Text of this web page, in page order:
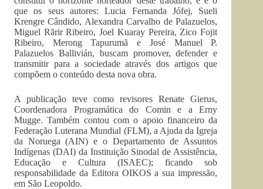
que os seus autores: Lucia Fernanda Jófej, Sueli
Krengre Cândido, Alexandra Carvalho de Palazuelos,
Miguel Rãrir Ribeiro, Joel Kuaray Pereira, Zico Fojit
Ribeiro, Merong Tapurumã e José Manuel P.
Palazuelos Ballivián, buscam promover, defender e
transmitir para a sociedade através dos artigos que
compõem o conteúdo desta nova obra.
A publicação teve como revisores Renate Gierus,
Coordenadora Programática do Comin e a Erny
Mugge. Também contou com o apoio financeiro da
Federação Luterana Mundial (FLM), a Ajuda da Igreja
da Noruega (AIN) e o Departamento de Assuntos
Indígenas (DAI) da Instituição Sinodal de Assistência,
Educação e Cultura (ISAEC); ficando sob
responsabilidade da Editora OIKOS a sua impressão,
em São Leopoldo.